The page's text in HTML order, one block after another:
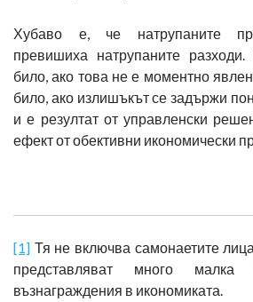
Хубаво е, че натрупаните
превишиха натрупаните
било, ако това не е моментно
било, ако излишъкът се задържи
и е резултат от управленски
ефект от обективни икономически
[1] Тя не включва самонаетите
представляват много
възнаграждения в икономиката.